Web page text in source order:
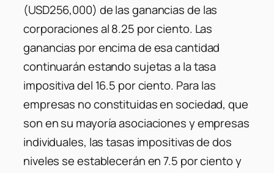
(USD256,000) de las ganancias de las
corporaciones al 8.25 por ciento. Las
ganancias por encima de esa cantidad
continuarán estando sujetas a la tasa
impositiva del 16.5 por ciento. Para las
empresas no constituidas en sociedad, que
son en su mayoría asociaciones y empresas
individuales, las tasas impositivas de dos
niveles se establecerán en 7.5 por ciento y